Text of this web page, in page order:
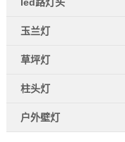
玉兰灯
草坪灯
柱头灯
户外壁灯